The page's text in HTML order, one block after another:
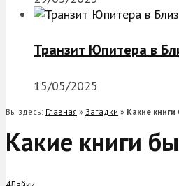
Транзит Юпитера в
15/05/2025
Вы здесь: Главная » Загадки » Какие книги
Какие книги